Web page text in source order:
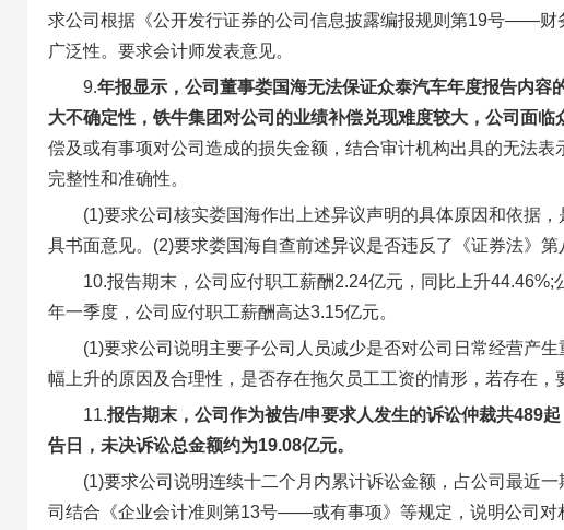
求公司根据《公开发行证券的公司信息披露编报规则第19号——
广泛性。要求会计师发表意见。
9.年报显示，公司董事娄国海无法保证众泰汽车年度报告内
大不确定性，铁牛集团对公司的业绩补偿兑现难度较大，公司面临
偿及或有事项对公司造成的损失金额，结合审计机构出具的无法
完整性和准确性。
(1)要求公司核实娄国海作出上述异议声明的具体原因和依据
具书面意见。(2)要求娄国海自查前述异议是否违反了《证券法》
10.报告期末，公司应付职工薪酬2.24亿元，同比上升
年一季度，公司应付职工薪酬高达3.15亿元。
(1)要求公司说明主要子公司人员减少是否对公司日常经营产
幅上升的原因及合理性，是否存在拖欠员工工资的情形，若存在，
11.报告期末，公司作为被告/申要求人发生的诉讼仲裁共489
告日，未决诉讼总金额约为19.08亿元。
(1)要求公司说明连续十二个月内累计诉讼金额，占公司最近
司结合《企业会计准则第13号——或有事项》等规定，说明公司对